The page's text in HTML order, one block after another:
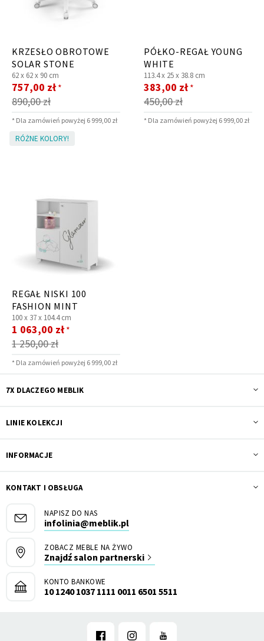
KRZESŁO OBROTOWE
SOLAR STONE
62 x 62 x 90 cm
890,00 zł
Cena
promocyjna
757,00 zł *
* Dla zamówień powyżej 6 999,00 zł
PÓŁKO-REGAŁ YOUNG
WHITE
113.4 x 25 x 38.8 cm
450,00 zł
Cena
promocyjna
383,00 zł *
* Dla zamówień powyżej 6 999,00 zł
RÓŻNE KOLORY!
REGAŁ NISKI 100
FASHION MINT
100 x 37 x 104.4 cm
1 250,00 zł
Cena
promocyjna
1 063,00 zł *
* Dla zamówień powyżej 6 999,00 zł
7X DLACZEGO MEBLIK
LINIE KOLEKCJI
INFORMACJE
KONTAKT I OBSŁUGA
NAPISZ DO NAS
infolinia@meblik.pl
ZOBACZ MEBLE NA ŻYWO
Znajdź salon partnerski
KONTO BANKOWE
10 1240 1037 1111 0011 6501 5511